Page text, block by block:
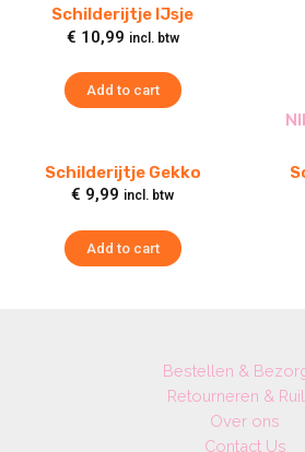
Schilderijtje IJsje
€ 10,99 incl. btw
Add to cart
Schilderijtje Gekko
€ 9,99 incl. btw
Add to cart
Bestellen &
Retourneren &
Over ons
Contact Us